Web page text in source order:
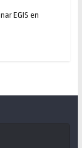
EGIS en